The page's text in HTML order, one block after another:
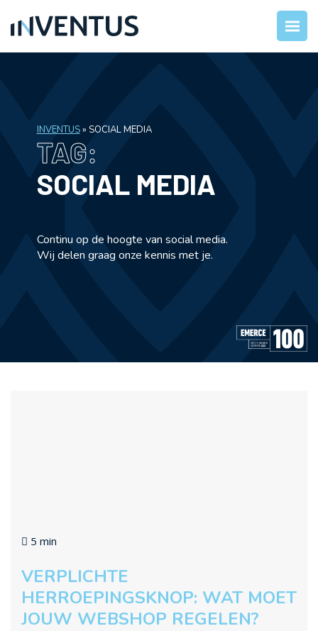
INVENTUS» SOCIAL MEDIA
TAG:
SOCIAL MEDIA
Continu op de hoogte van social media.
Wij delen graag onze kennis met je.
5 min
VERPLICHTE
HERROEPINGSKNOP: WAT MOET
JOUW WEBSHOP REGELEN?